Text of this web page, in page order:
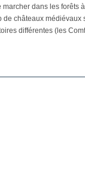
dans les forêts
châteaux
différentes (les